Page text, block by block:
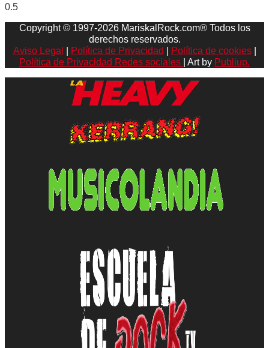
Copyright © 1997-2026 MariskalRock.com® Todos los
derechos reservados.
Aviso Legal
Política de Privacidad Política de cookies|
Política de Privacidad Redes sociales
| Art by Publiup.